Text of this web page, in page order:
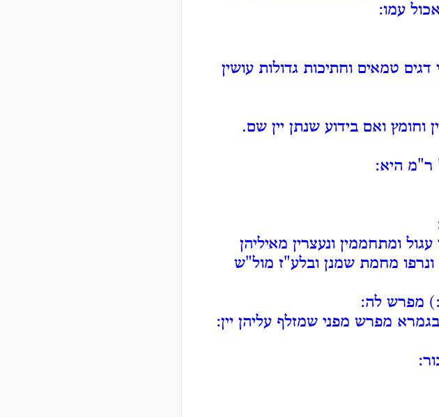
עמו:
טמאים וחתיכות גדולות עושין
וחומץ ואם בידוע שנתן יין שם.
ר"מ היא:
עגול ומתחממין ונעצרין מאיליהן
ונרפו מחמת שמנן ובלע"ז מול"ש
מפרש לה:
מפרש מפני שמזלף עליהן יין: